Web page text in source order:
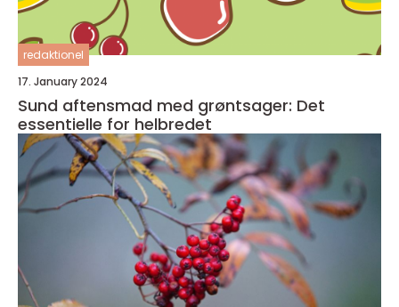
redaktionel
17. January 2024
Sund aftensmad med grøntsager: Det
essentielle for helbredet